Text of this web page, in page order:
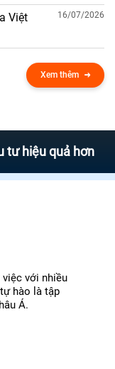
Việt
16/07/2026
Xem thêm
quả hơn
với nhiều
hào là tập
Á.